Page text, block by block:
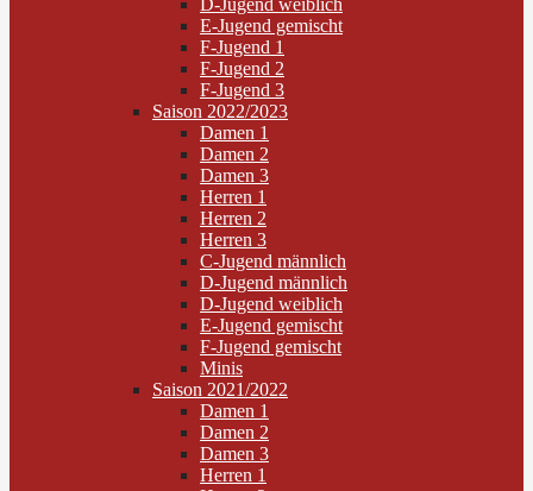
D-Jugend weiblich
E-Jugend gemischt
F-Jugend 1
F-Jugend 2
F-Jugend 3
Saison 2022/2023
Damen 1
Damen 2
Damen 3
Herren 1
Herren 2
Herren 3
C-Jugend männlich
D-Jugend männlich
D-Jugend weiblich
E-Jugend gemischt
F-Jugend gemischt
Minis
Saison 2021/2022
Damen 1
Damen 2
Damen 3
Herren 1